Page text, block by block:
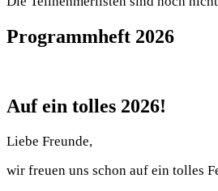
Programmheft 2026
Auf ein tolles 2026!
Liebe Freunde,
wir freuen uns schon auf ein tolles